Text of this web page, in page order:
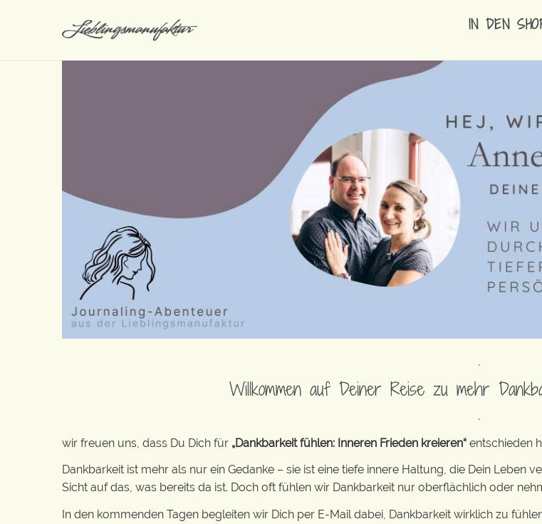
IN DEN
.
Willkommen auf Deiner Reise zu mehr
.
wir freuen uns, dass Du Dich für „Dankbarkeit fühlen: Inneren Frieden kreieren“ entschieden
Dankbarkeit ist mehr als nur ein Gedanke – sie ist eine tiefe innere Haltung, die Dein Leben
Sicht auf das, was bereits da ist. Doch oft fühlen wir Dankbarkeit nur oberflächlich oder
In den kommenden Tagen begleiten wir Dich per E-Mail dabei, Dankbarkeit wirklich zu